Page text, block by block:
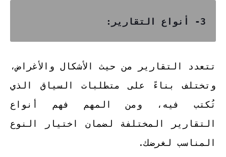
3- أنواع التقارير:
تتعدد التقارير من حيث الأشكال والأغراض،
وتختلف بناءً على متطلبات السياق الذي
تُكتب فيه، ومن المهم فهم أنواع
التقارير المختلفة لضمان اختيار النوع
المناسب لغرضك.